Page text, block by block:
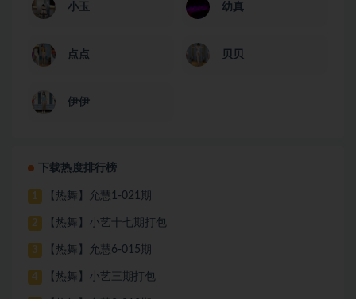
小玉 幼真
点点 贝贝
伊伊
下载热度排行榜
1 【热舞】允慧1-021期
2 【热舞】小艺十七期打包
3 【热舞】允慧6-015期
4 【热舞】小艺三期打包